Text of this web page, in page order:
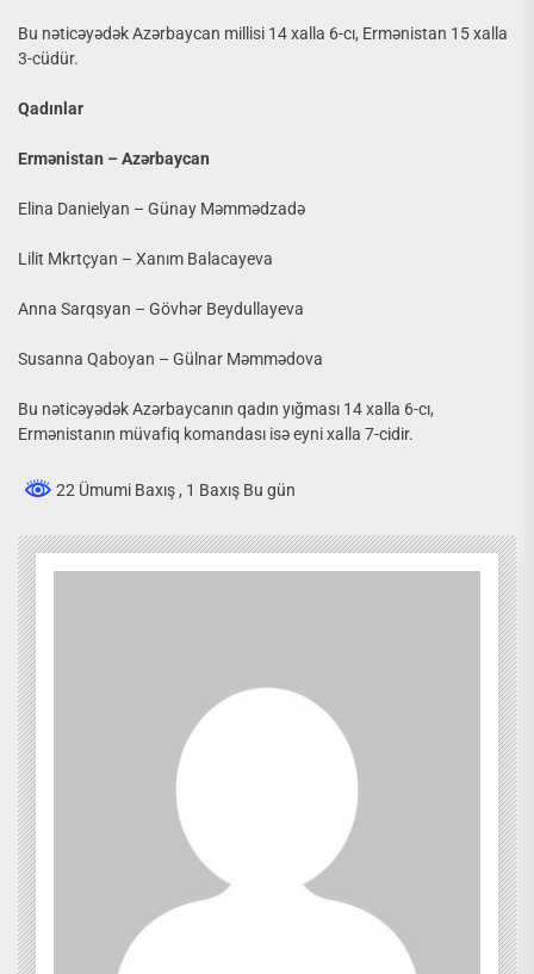
Bu nəticəyədək Azərbaycan millisi 14 xalla 6-cı, Ermənistan 15 xalla
3-cüdür.
Qadınlar
Ermənistan – Azərbaycan
Elina Danielyan – Günay Məmmədzadə
Lilit Mkrtçyan – Xanım Balacayeva
Anna Sarqsyan – Gövhər Beydullayeva
Susanna Qaboyan – Gülnar Məmmədova
Bu nəticəyədək Azərbaycanın qadın yığması 14 xalla 6-cı,
Ermənistanın müvafiq komandası isə eyni xalla 7-cidir.
22 Ümumi Baxış, 1 Baxış Bu gün